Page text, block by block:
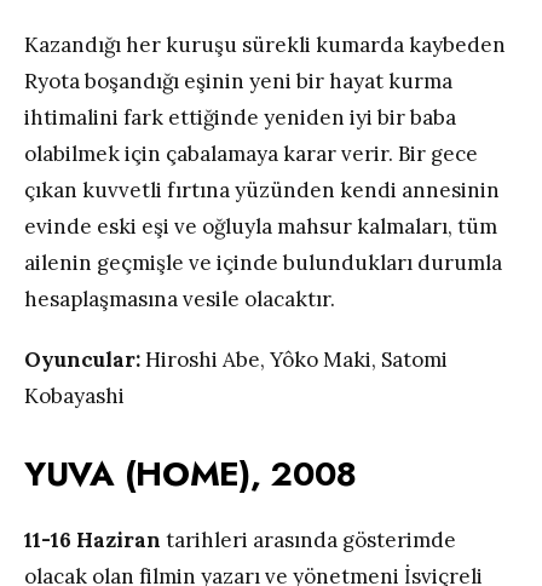
Kazandığı her kuruşu sürekli kumarda kaybeden
Ryota boşandığı eşinin yeni bir hayat kurma
ihtimalini fark ettiğinde yeniden iyi bir baba
olabilmek için çabalamaya karar verir. Bir gece
çıkan kuvvetli fırtına yüzünden kendi annesinin
evinde eski eşi ve oğluyla mahsur kalmaları, tüm
ailenin geçmişle ve içinde bulundukları durumla
hesaplaşmasına vesile olacaktır.
Oyuncular:Hiroshi Abe, Yôko Maki, Satomi
Kobayashi
YUVA (HOME), 2008
11-16 Haziran tarihleri arasında gösterimde
olacak olan filmin yazarı ve yönetmeni İsviçreli